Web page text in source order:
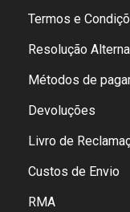
Termos e
Resolução
Métodos de
Devoluções
Livro de
Custos de Envio
RMA